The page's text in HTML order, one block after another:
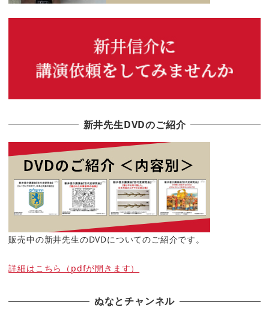
新井先生DVDのご紹介
販売中の新井先生のDVDについてのご紹介です。
詳細はこちら（pdfが開きます）
ぬなとチャンネル